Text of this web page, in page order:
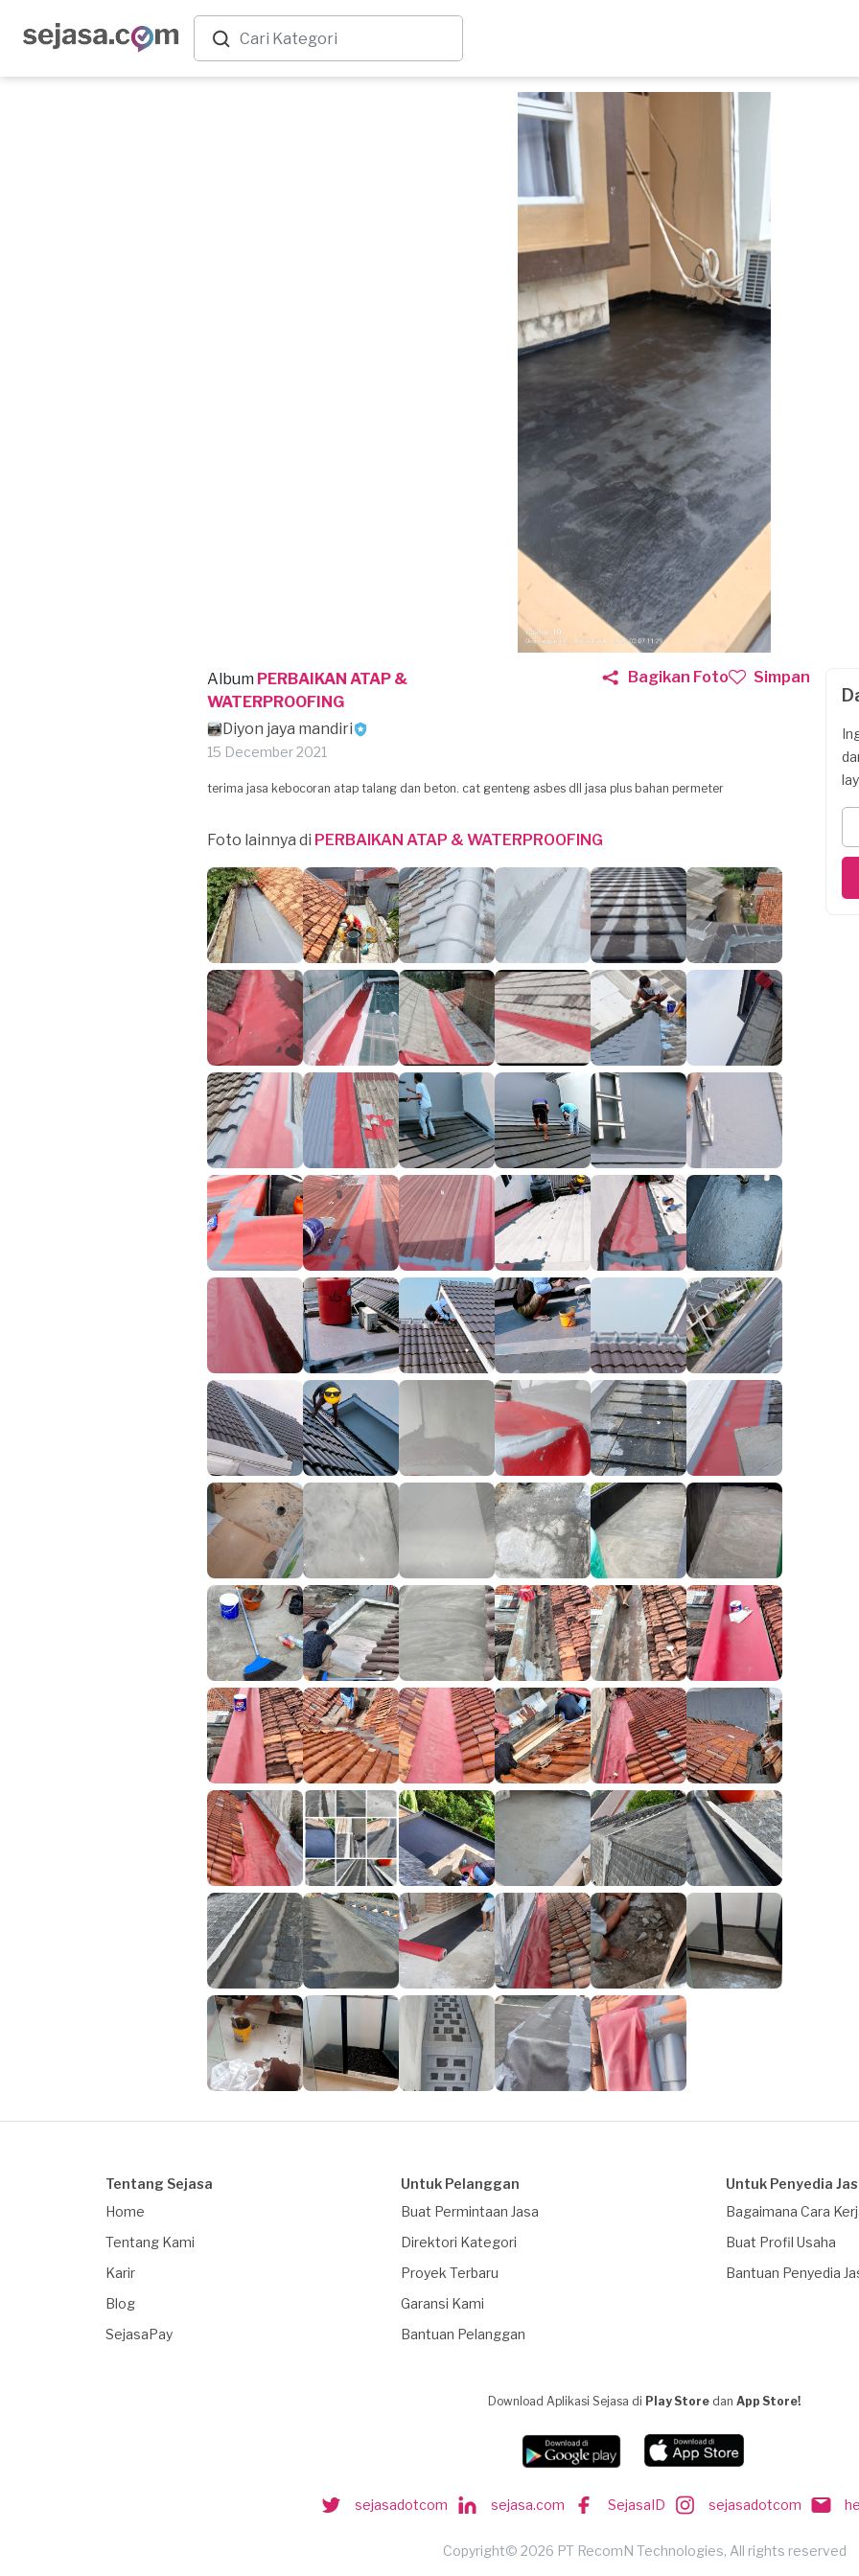
Album PERBAIKAN ATAP &
WATERPROOFING
Diyon jaya mandiri
15 December 2021
Bagikan Foto Simpan
terima jasa kebocoran atap talang dan beton. cat genteng asbes dll jasa plus bahan permeter
Foto lainnya di PERBAIKAN ATAP & WATERPROOFING
Tentang Sejasa
Home
Tentang Kami
Karir
Blog
SejasaPay
Untuk Pelanggan
Buat Permintaan Jasa
Direktori Kategori
Proyek Terbaru
Garansi Kami
Bantuan Pelanggan
Untuk Penyedia
Bagaimana Cara
Buat Profil Usaha
Bantuan Penyedia
Download Aplikasi Sejasa di Play Store dan App Store!
sejasadotcom sejasa.com SejasaID sejasadotcom
Copyright© 2026 PT RecomN Technologies, All rights reserved